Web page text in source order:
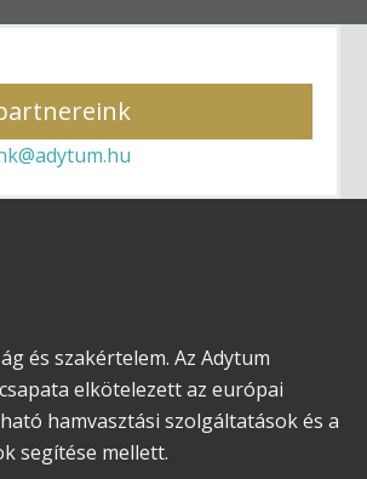
és szakértelem. Az Adytum
elkötelezett az európai
hamvasztási szolgáltatások és a
segítése mellett.